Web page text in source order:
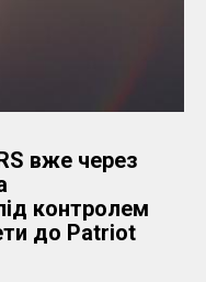
вже через
контролем
до Patriot